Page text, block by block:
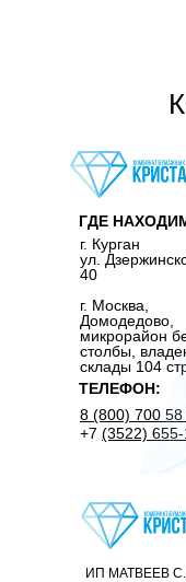
ГДЕ
г. Курган
ул.
40
г. Москва
Домодедово,
микрорайон
столбы,
склады 104
ТЕЛЕФОН:
8 (800) 700 58
+7 (3522) 655-
ИП МАТВЕЕВ